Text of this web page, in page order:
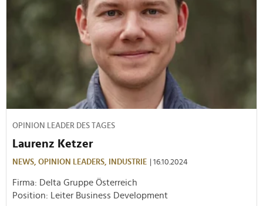
OPINION LEADER DES TAGES
Laurenz Ketzer
NEWS, OPINION LEADERS, INDUSTRIE | 16.10.2024
Firma: Delta Gruppe Österreich
Position: Leiter Business Development